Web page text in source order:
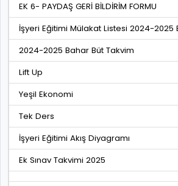
EK 6- PAYDAŞ GERİ BİLDİRİM FORMU
İşyeri Eğitimi Mülakat Listesi 2024-2025
2024-2025 Bahar Büt Takvim
Lift Up
Yeşil Ekonomi
Tek Ders
İşyeri Eğitimi Akış Diyagramı
Ek Sınav Takvimi 2025